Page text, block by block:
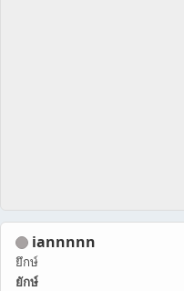
iannnnn
ยึกษ์
ยักษ์